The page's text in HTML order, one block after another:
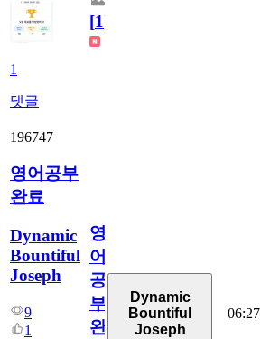
1
댓글
[1]
196747
영어공부
완료
Dynamic
Bountiful
Joseph
9
1
영
어
공
부
완
Dynamic
Bountiful
Joseph
06:27